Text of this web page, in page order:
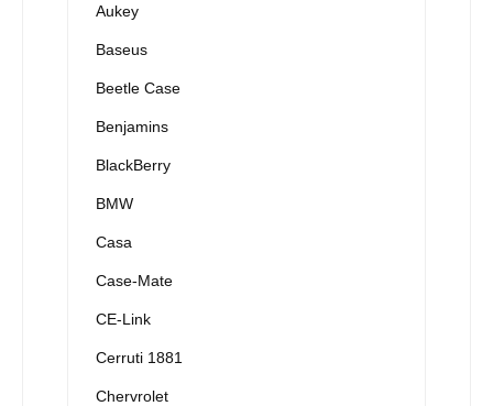
Aukey
Baseus
Beetle Case
Benjamins
BlackBerry
BMW
Casa
Case-Mate
CE-Link
Cerruti 1881
Chervrolet